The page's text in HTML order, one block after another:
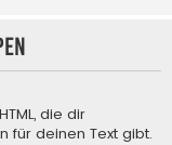
die dir
für deinen Text gibt.